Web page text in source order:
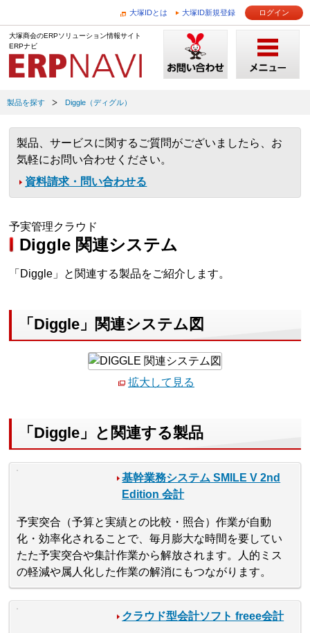
大塚IDとは 大塚ID新規登録 ログイン
大塚商会のERPソリューション情報サイト
ERPナビ
製品を探す Diggle（ディグル）
製品、サービスに関するご質問がございましたら、お
気軽にお問い合わせください。
資料請求・問い合わせる
予実管理クラウド
Diggle 関連システム
「Diggle」と関連する製品をご紹介します。
「Diggle」関連システム図
拡大して見る
「Diggle」と関連する製品
基幹業務システム SMILE V 2nd
Edition 会計
予実突合（予算と実績との比較・照合）作業が自動
化・効率化されることで、毎月膨大な時間を要してい
たた予実突合や集計作業から解放されます。人的ミス
の軽減や属人化した作業の解消にもつながります。
クラウド型会計ソフト freee会計